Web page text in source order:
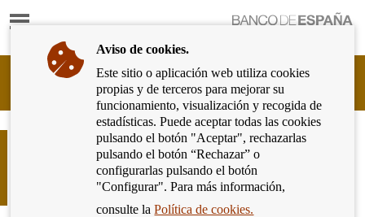
Mostrar
Ir
página
de
inicio
del
Banco
de
España
Cliente
Bancario
Banco
España
Eurosistema,
Finanzas responsables, finanzas para
todos: ¿sabes qué es el crédito
responsable?
Aviso de cookies.
Este sitio o aplicación web utiliza cookies
propias y de terceros para mejorar su
funcionamiento, visualización y recogida de
estadísticas. Puede aceptar todas las cookies
pulsando el botón "Aceptar", rechazarlas
pulsando el botón “Rechazar” o
configurarlas pulsando el botón
"Configurar". Para más información,
consulte laPolítica de cookies.